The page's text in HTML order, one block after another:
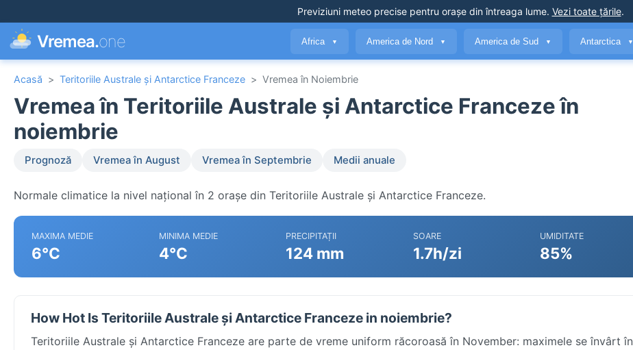
Previziuni meteo precisepentru orașe din întreaga lume. Vezi toate țările.
Vremea.one Africa ▼ America de Nord ▼ America de Sud ▼ Antarctica ▼
Acasă > Teritoriile Australe și Antarctice Franceze > Vremea în Noiembrie
Vremea în Teritoriile Australe și Antarctice Franceze în
noiembrie
Prognoză Vremea în August Vremea în Septembrie Medii anuale
Normale climatice la nivel național în 2 orașe din Teritoriile Australe și Antarctice Franceze.
MAXIMA MEDIE
6°C
MINIMA MEDIE
4°C
PRECIPITAȚII
124 mm
SOARE
1.7h/zi
UMIDITATE
85%
How Hot Is Teritoriile Australe și Antarctice Franceze in noiembrie?
Teritoriile Australe și Antarctice Franceze are parte de vreme uniform răcoroasă în November: maximele se învârt în